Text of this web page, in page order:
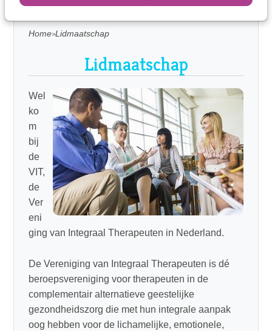
Home Lidmaatschap
Lidmaatschap
Wel
ko
m
bij
de
VIT,
de
Ver
eni
ging van Integraal Therapeuten in Nederland.
De Vereniging van Integraal Therapeuten is dé
beroepsvereniging voor therapeuten in de
complementair alternatieve geestelijke
gezondheidszorg die met hun integrale aanpak
oog hebben voor de lichamelijke, emotionele,